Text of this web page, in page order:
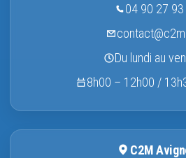
04 90 27
Du lundi au
8h00 – 12h00 /
C2M